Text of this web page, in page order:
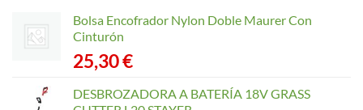
Bolsa Encofrador Nylon Doble Maurer Con
Cinturón
25,30€
DESBROZADORA A BATERÍA 18V GRASS